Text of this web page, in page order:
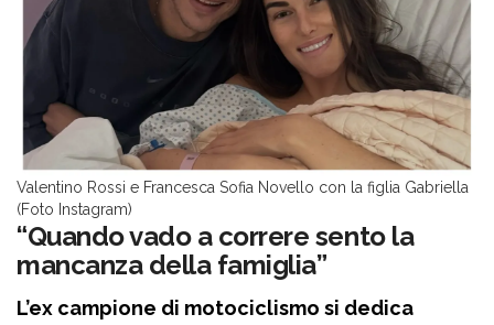
Valentino Rossi e Francesca Sofia Novello con la figlia Gabriella
(Foto Instagram)
“Quando vado a correre sento la
mancanza della famiglia”
L’ex campione di motociclismo si dedica